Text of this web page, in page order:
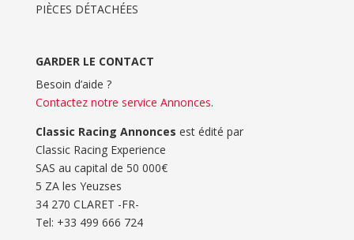
PIÈCES DÉTACHÉES
GARDER LE CONTACT
Besoin d’aide ?
Contactez notre service Annonces.
Classic Racing Annonces est édité par
Classic Racing Experience
SAS au capital de 50 000€
5 ZA les Yeuzses
34 270 CLARET -FR-
Tel: ‭+33 499 666 724‬